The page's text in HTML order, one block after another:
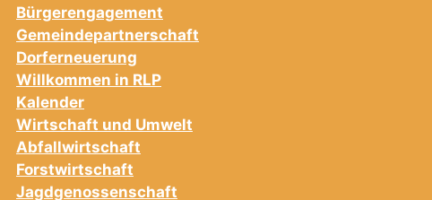
Bürgerengagement
Gemeindepartnerschaft
Dorferneuerung
Willkommen in RLP
Kalender
Wirtschaft und Umwelt
Abfallwirtschaft
Forstwirtschaft
Jagdgenossenschaft